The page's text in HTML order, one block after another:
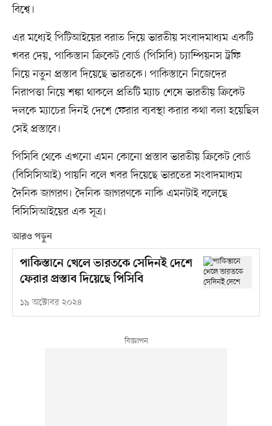
বিশ্বে।
এর মধ্যেই পিটিআইয়ের বরাত দিয়ে ভারতীয় সংবাদমাধ্যম একটি
খবর দেয়, পাকিস্তান ক্রিকেট বোর্ড (পিসিবি) চ্যাম্পিয়নস ট্রফি
নিয়ে নতুন প্রস্তাব দিয়েছে ভারতকে। পাকিস্তানে নিজেদের
নিরাপত্তা নিয়ে শঙ্কা থাকলে প্রতিটি ম্যাচ শেষে ভারতীয় ক্রিকেট
দলকে ম্যাচের দিনই দেশে ফেরার ব্যবস্থা করার কথা বলা হয়েছিল
সেই প্রস্তাবে।
পিসিবি থেকে এখনো এমন কোনো প্রস্তাব ভারতীয় ক্রিকেট বোর্ড
(বিসিসিআই) পায়নি বলে খবর দিয়েছে ভারতের সংবাদমাধ্যম
দৈনিক জাগরণ। দৈনিক জাগরণকে নাকি এমনটাই বলেছে
বিসিসিআইয়ের এক সূত্র।
আরও পড়ুন
পাকিস্তানে খেলে ভারতকে সেদিনই দেশে
ফেরার প্রস্তাব দিয়েছে পিসিবি
১৯ অক্টোবর ২০২৪